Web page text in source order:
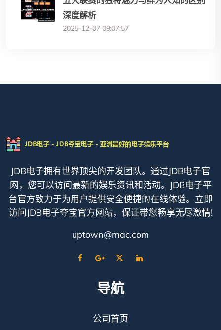
深度解析
2025-12-07 09:07:57
JDB电子拥有世界顶尖的开发团队。通过JDB电子官
网，您可以访问最新的娱乐资讯和活动。JDB电子平
台官方致力于为用户提供安全便捷的在线体验。立即
访问JDB电子夺宝官方网站，保证带您畅享无尽激情!
uptown@mac.com
导航
公司首页